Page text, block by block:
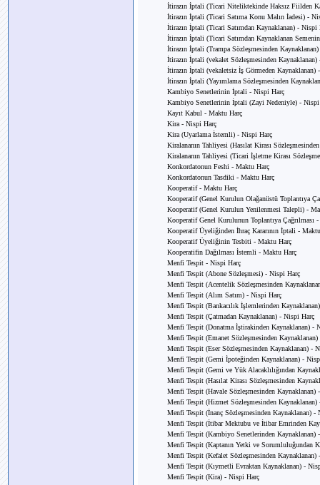
İtirazın İptali (Ticari Niteliktekinde Haksız Fiilden
İtirazın İptali (Ticari Satıma Konu Malın İadesi) -
İtirazın İptali (Ticari Satımdan Kaynaklanan) - Nispi
İtirazın İptali (Ticari Satımdan Kaynaklanan
İtirazın İptali (Trampa Sözleşmesinden
İtirazın İptali (vekalet Sözleşmesinden
İtirazın İptali (vekaletsiz İş Görmeden Kaynaklanan)
İtirazın İptali (Yayımlama Sözleşmesinden
Kambiyo Senetlerinin İptali - Nispi Harç
Kambiyo Senetlerinin İptali (Zayi Nedeniyle) - Nispi
Kayıt Kabul - Maktu Harç
Kira - Nispi Harç
Kira (Uyarlama İstemli) - Nispi Harç
Kiralananın Tahliyesi (Hasılat Kirası
Kiralananın Tahliyesi (Ticari İşletme Kirası
Konkordatonun Feshi - Maktu Harç
Konkordatonun Tasdiki - Maktu Harç
Kooperatif - Maktu Harç
Kooperatif (Genel Kurulun Olağanüstü Toplantıya
Kooperatif (Genel Kurulun Yenilenmesi Talepli) -
Kooperatif Genel Kurulunun Toplantıya Çağrılması
Kooperatif Üyeliğinden İhraç Kararının İptali -
Kooperatif Üyeliğinin Tesbiti - Maktu Harç
Kooperatifin Dağılması İstemli - Maktu Harç
Menfi Tespit - Nispi Harç
Menfi Tespit (Abone Sözleşmesi) - Nispi Harç
Menfi Tespit (Acentelik Sözleşmesinden
Menfi Tespit (Alım Satım) - Nispi Harç
Menfi Tespit (Bankacılık İşlemlerinden
Menfi Tespit (Çatmadan Kaynaklanan) - Nispi Harç
Menfi Tespit (Donatma İştirakinden Kaynaklanan) -
Menfi Tespit (Emanet Sözleşmesinden
Menfi Tespit (Eser Sözleşmesinden Kaynaklanan) -
Menfi Tespit (Gemi İpoteğinden Kaynaklanan) -
Menfi Tespit (Gemi ve Yük Alacaklılığından
Menfi Tespit (Hasılat Kirası Sözleşmesinden
Menfi Tespit (Havale Sözleşmesinden Kaynaklanan)
Menfi Tespit (Hizmet Sözleşmesinden
Menfi Tespit (İnanç Sözleşmesinden Kaynaklanan) -
Menfi Tespit (İtibar Mektubu ve İtibar Emrinden
Menfi Tespit (Kambiyo Senetlerinden Kaynaklanan)
Menfi Tespit (Kaptanın Yetki ve Sorumluluğundan
Menfi Tespit (Kefalet Sözleşmesinden Kaynaklanan)
Menfi Tespit (Kıymetli Evraktan Kaynaklanan) -
Menfi Tespit (Kira) - Nispi Harç